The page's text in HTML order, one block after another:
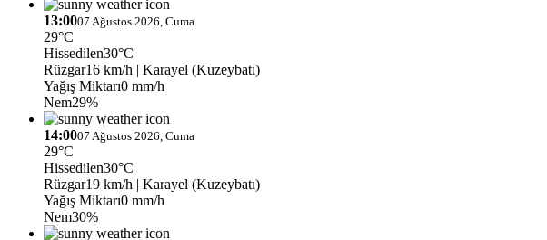
13:0007 Ağustos 2026, Cuma
29°C
Hissedilen30°C
Rüzgar16 km/h | Karayel (Kuzeybatı)
Yağış Miktarı0 mm/h
Nem29%
14:0007 Ağustos 2026, Cuma
29°C
Hissedilen30°C
Rüzgar19 km/h | Karayel (Kuzeybatı)
Yağış Miktarı0 mm/h
Nem30%